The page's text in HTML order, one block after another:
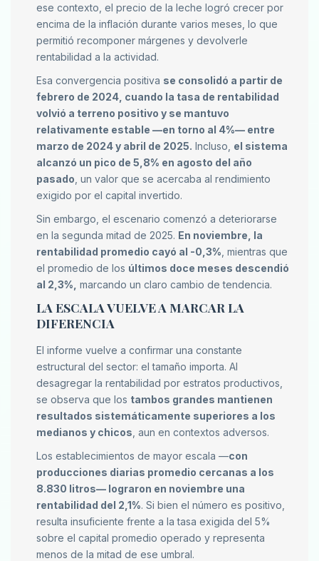
ese contexto, el precio de la leche logró crecer por
encima de la inflación durante varios meses, lo que
permitió recomponer márgenes y devolverle
rentabilidad a la actividad.
Esa convergencia positiva se consolidó a partir de
febrero de 2024, cuando la tasa de rentabilidad
volvió a terreno positivo y se mantuvo
relativamente estable —en torno al 4%— entre
marzo de 2024 y abril de 2025. Incluso, el sistema
alcanzó un pico de 5,8% en agosto del año
pasado , un valor que se acercaba al rendimiento
exigido por el capital invertido.
Sin embargo, el escenario comenzó a deteriorarse
en la segunda mitad de 2025. En noviembre, la
rentabilidad promedio cayó al -0,3% , mientras que
el promedio de los últimos doce meses descendió
al 2,3%, marcando un claro cambio de tendencia.
LA ESCALA VUELVE A MARCAR LA
DIFERENCIA
El informe vuelve a confirmar una constante
estructural del sector: el tamaño importa. Al
desagregar la rentabilidad por estratos productivos,
se observa que los tambos grandes mantienen
resultados sistemáticamente superiores a los
medianos y chicos , aun en contextos adversos.
Los establecimientos de mayor escala —con
producciones diarias promedio cercanas a los
8.830 litros— lograron en noviembre una
rentabilidad del 2,1%. Si bien el número es positivo,
resulta insuficiente frente a la tasa exigida del 5%
sobre el capital promedio operado y representa
menos de la mitad de ese umbral.